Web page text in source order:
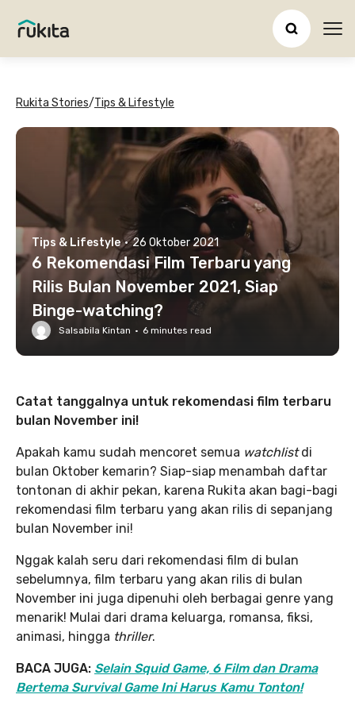
Rukita Stories/Tips & Lifestyle
Tips & Lifestyle · 26 Oktober 2021
6 Rekomendasi Film Terbaru yang
Rilis Bulan November 2021, Siap
Binge-watching?
Salsabila Kintan · 6 minutes read
Catat tanggalnya untuk rekomendasi film terbaru
bulan November ini!
Apakah kamu sudah mencoret semua watchlistdi
bulan Oktober kemarin? Siap-siap menambah daftar
tontonan di akhir pekan, karena Rukita akan bagi-bagi
rekomendasi film terbaru yang akan rilis di sepanjang
bulan November ini!
Nggak kalah seru dari rekomendasi film di bulan
sebelumnya, film terbaru yang akan rilis di bulan
November ini juga dipenuhi oleh berbagai genre yang
menarik! Mulai dari drama keluarga, romansa, fiksi,
animasi, hingga thriller.
BACA JUGA: Selain Squid Game, 6 Film dan Drama
Bertema Survival Game Ini Harus Kamu Tonton!